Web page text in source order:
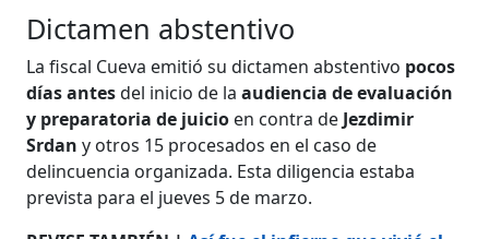
Dictamen abstentivo
La fiscal Cueva emitió su dictamen abstentivo pocos
días antesdel inicio de laaudiencia de evaluación
y preparatoria de juicio en contra de Jezdimir
Srdan y otros 15 procesados en el caso de
delincuencia organizada. Esta diligencia estaba
prevista para el jueves 5 de marzo.